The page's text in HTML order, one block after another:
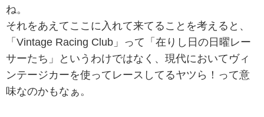
ね。
それをあえてここに入れて来てることを考えると、
「Vintage Racing Club」って「在りし日の日曜レー
サーたち」というわけではなく、現代においてヴィ
ンテージカーを使ってレースしてるヤツら！って意
味なのかもなぁ。